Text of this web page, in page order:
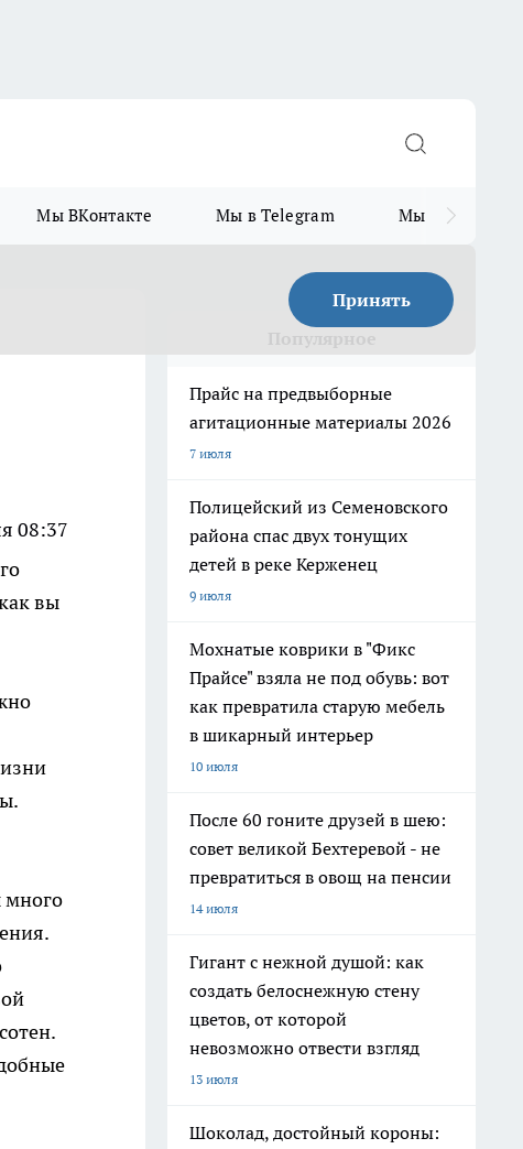
Мы ВКонтакте Мы в Telegram Мы в MAX
Принять
08:37
вы
много
Прайс на предвыборные
агитационные материалы 2026
7 июля
Полицейский из Семеновского
района спас двух тонущих
детей в реке Керженец
9 июля
Мохнатые коврики в "Фикс
Прайсе" взяла не под обувь: вот
как превратила старую мебель
в шикарный интерьер
10 июля
После 60 гоните друзей в шею:
совет великой Бехтеревой - не
превратиться в овощ на пенсии
14 июля
Гигант с нежной душой: как
создать белоснежную стену
цветов, от которой
невозможно отвести взгляд
13 июля
Шоколад, достойный короны: